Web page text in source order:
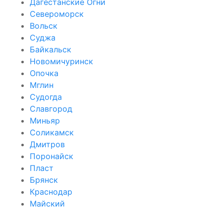
Североморск
Вольск
Суджа
Байкальск
Новомичуринск
Опочка
Мглин
Судогда
Славгород
Миньяр
Соликамск
Дмитров
Поронайск
Пласт
Брянск
Краснодар
Майский